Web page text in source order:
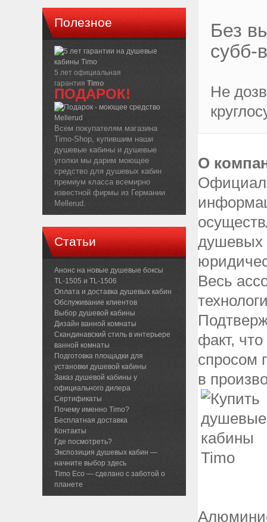
Без
субб-
Не
О
душевых
Весь
факт,
спросом
в
Полезное
5 лет официальная
гарантия Timo
ПОДАРОК!
Всем покупателям магазина
Timo-Shop, купившим наши
душевые кабины и душевые
уголки мы дарим моющее
средство для душевых кабин
премиум класса всемирно
известной фирмы из Германии
Mellerud.
Статьи
Анонс на новые душевые боксы
TL-1505 и TL-1506
Оплата и доставка душевых кабин
Обслуживание клиентов
Выбор душевой кабины
Дизайн ванной комнаты
Скандинавский стиль в интерьере
ванной комнаты
Подготовка площадки для
установки душевой кабины
Заказ душевой кабины у
официального дилера
Сертификаты
Почему именно Timo?
Бесплатная доставка
Контакты
Где посмотреть?
Экспозиция душевых кабин —
начните выбор здесь
Timo Eco — сделано с заботой о
планете